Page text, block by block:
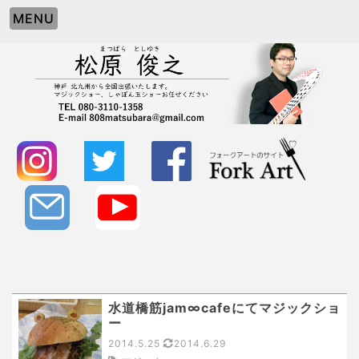
MENU
水道橋筋jam∞cafeにてマジックショ
ー
2014.5.25
2014.6.29